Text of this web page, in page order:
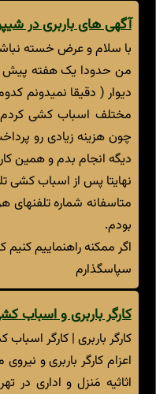
آگهی های باربری در
با سلام و عرض خسته
من حدودا یک هفته پیش
دیوار ( دقیقا نمیدونم
مختلف اسباب کشی کردم.
چون هزینه زیادی رو
دیگه انجام بدم و همین
نهایتا پس از اسباب کشی
متاسفانه شماره
بودم.
اگر ممکنه راهنماییم کنیم
سپاسگذارم
کارگر باربری و اسباب
کارگر باربری | کارگر
اعزام کارگر باربری و
اثاثیه مَنزل و اداری در